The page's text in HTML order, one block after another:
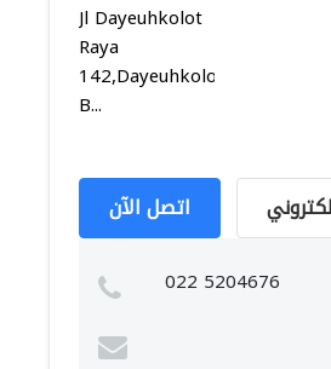
Jl Dayeuhkolot
Raya
142,Dayeuhkolot,Dayeuhkolot,
B...
اتصل الآن
022 5204676